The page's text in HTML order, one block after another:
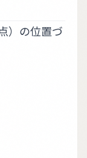
）の位置づ